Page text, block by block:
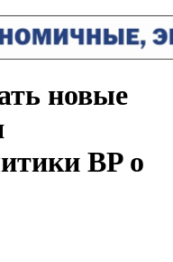
новые
BP о